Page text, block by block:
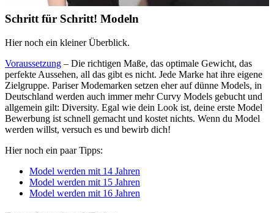
Schritt für Schritt! Modeln
Hier noch ein kleiner Überblick.
Voraussetzung – Die richtigen Maße, das optimale Gewicht, das
perfekte Aussehen, all das gibt es nicht. Jede Marke hat ihre eigene
Zielgruppe. Pariser Modemarken setzen eher auf dünne Models, in
Deutschland werden auch immer mehr Curvy Models gebucht und
allgemein gilt: Diversity. Egal wie dein Look ist, deine erste Model
Bewerbung ist schnell gemacht und kostet nichts. Wenn du Model
werden willst, versuch es und bewirb dich!
Hier noch ein paar Tipps:
Model werden mit 14 Jahren
Model werden mit 15 Jahren
Model werden mit 16 Jahren